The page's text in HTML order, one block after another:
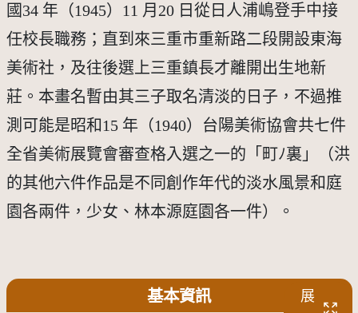
國34 年（1945）11 月20 日從日人浦嶋登手中接
任校長職務；直到來三重市重新路二段開設東海
美術社，及往後選上三重鎮長才離開出生地新
莊。本畫名暫由其三子取名清淡的日子，不過推
測可能是昭和15 年（1940）台陽美術協會共七件
全省美術展覽會審查格入選之一的「町ﾉ裏」（洪
的其他六件作品是不同創作年代的淡水風景和庭
園各兩件，少女、林本源庭園各一件）。
基本資訊
展